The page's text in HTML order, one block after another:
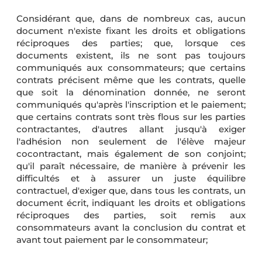
Considérant que, dans de nombreux cas, aucun
document n'existe fixant les droits et obligations
réciproques des parties; que, lorsque ces
documents existent, ils ne sont pas toujours
communiqués aux consommateurs; que certains
contrats précisent même que les contrats, quelle
que soit la dénomination donnée, ne seront
communiqués qu'après l'inscription et le paiement;
que certains contrats sont très flous sur les parties
contractantes, d'autres allant jusqu'à exiger
l'adhésion non seulement de l'élève majeur
cocontractant, mais également de son conjoint;
qu'il paraît nécessaire, de manière à prévenir les
difficultés et à assurer un juste équilibre
contractuel, d'exiger que, dans tous les contrats, un
document écrit, indiquant les droits et obligations
réciproques des parties, soit remis aux
consommateurs avant la conclusion du contrat et
avant tout paiement par le consommateur;